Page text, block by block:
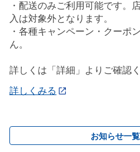
・配送のみご利用可能です。
入は対象外となります。
・各種キャンペーン・クーポ
ん。
詳しくは「詳細」よりご確認く
詳しくみる
お知らせ一